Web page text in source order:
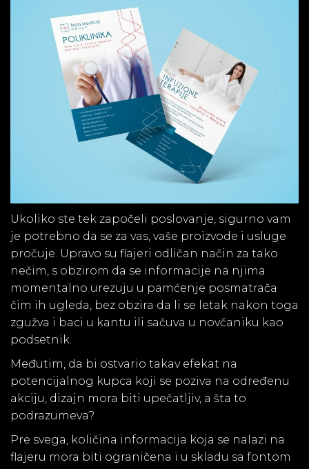
Ukoliko ste tek započeli poslovanje, sigurno vam
je potrebno da se za vas, vaše proizvode i usluge
pročuje. Upravo su flajeri odličan način za tako
nečim, s obzirom da se informacije na njima
momentalno urezuju u pamćenje posmatrača
čim ih ugleda, bez obzira da li se letak nakon toga
zgužva i baci u kantu ili sačuva u novčaniku kao
podsetnik.
Međutim, da bi ostvario takav efekat na
potencijalnog kupca koji se poziva na određenu
akciju, dizajn mora biti upečatljiv, a šta to
podrazumeva?
Pre svega, količina informacija koja se nalazi na
flajeru mora biti ograničena i u skladu sa fontom